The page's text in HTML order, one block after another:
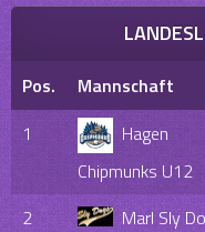
Pos. Mannschaft
1
Hagen
Chipmunks U12
2
Marl Sly